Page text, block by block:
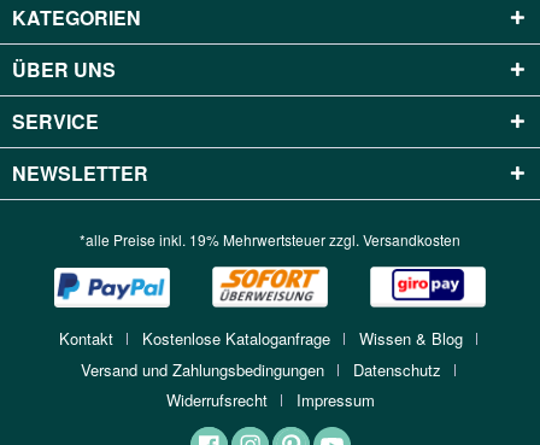
KATEGORIEN
ÜBER UNS
SERVICE
NEWSLETTER
*alle Preise inkl. 19% Mehrwertsteuer zzgl.Versandkosten
Kontakt Kostenlose Kataloganfrage
Wissen & Blog
Versand und Zahlungsbedingungen
Datenschutz
Widerrufsrecht
Impressum